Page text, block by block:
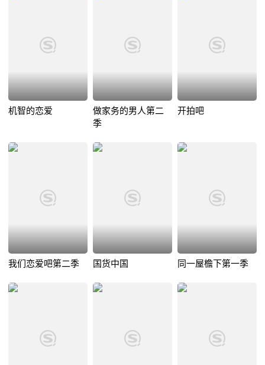
机智的恋爱
做家务的男人第二
季
开拍吧
我们恋爱吧第二季 国货中国 同一屋檐下第一季